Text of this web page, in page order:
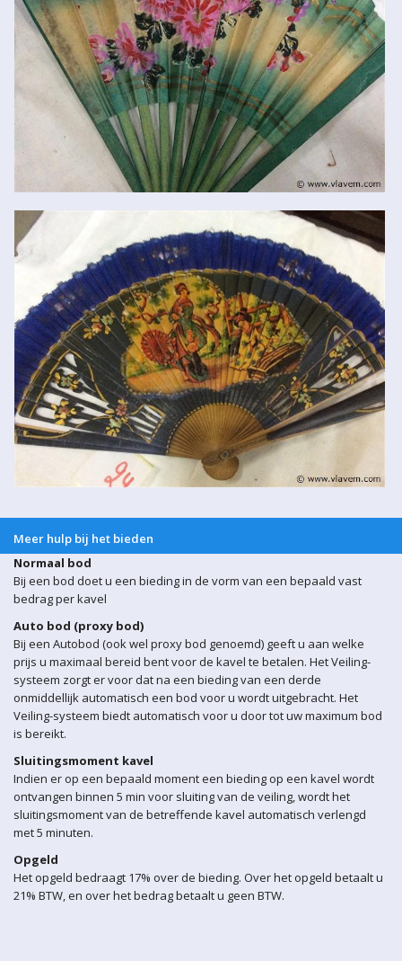
Meer hulp bij het bieden
Normaal bod
Bij een bod doet u een bieding in de vorm van een bepaald vast
bedrag per kavel
Auto bod (proxy bod)
Bij een Autobod (ook wel proxy bod genoemd) geeft u aan welke
prijs u maximaal bereid bent voor de kavel te betalen. Het Veiling-
systeem zorgt er voor dat na een bieding van een derde
onmiddellijk automatisch een bod voor u wordt uitgebracht. Het
Veiling-systeem biedt automatisch voor u door tot uw maximum bod
is bereikt.
Sluitingsmoment kavel
Indien er op een bepaald moment een bieding op een kavel wordt
ontvangen binnen 5 min voor sluiting van de veiling, wordt het
sluitingsmoment van de betreffende kavel automatisch verlengd
met 5 minuten.
Opgeld
Het opgeld bedraagt 17% over de bieding. Over het opgeld betaalt u
21% BTW, en over het bedrag betaalt u geen BTW.